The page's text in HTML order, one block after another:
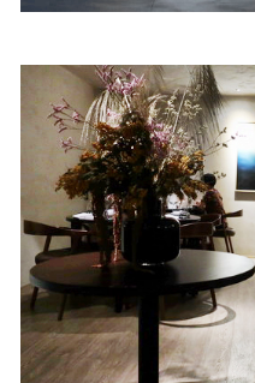
歷史區
關於Yilan
個人著作
活動實況記錄
媒體報導一覽
合作與代言
訂閱電子報